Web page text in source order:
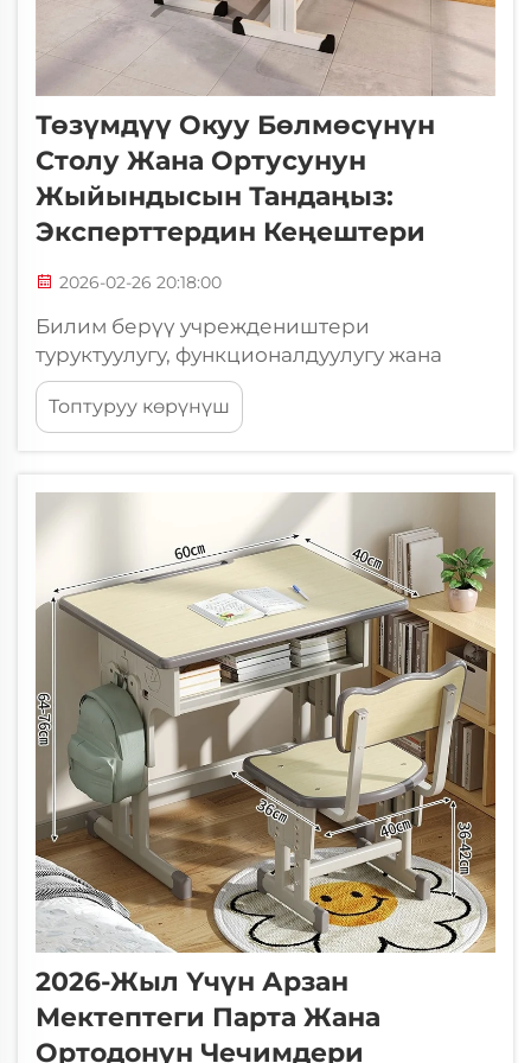
Төзүмдүү Окуу Бөлмөсүнүн
Столу Жана Ортусунун
Жыйындысын Тандаңыз:
Эксперттердин Кеңештери
2026-02-26 20:18:00
Билим берүү учреждеништери
туруктуулугу, функционалдуулугу жана
ыңгайлуулугу ортосундагы теңдикти
сактоо үчүн мебель тандоодо маанилүү
кыйынчылыктарга кабылат. Окуу
туура тандалган комбинациясы
окуучулардын окуу натыйжаларына күчтүү
таасир этет, бирок...
Топтуруу көрүнүш
2026-Жыл Үчүн Арзан
Мектептеги Парта Жана
Ортодонун Чечимдери